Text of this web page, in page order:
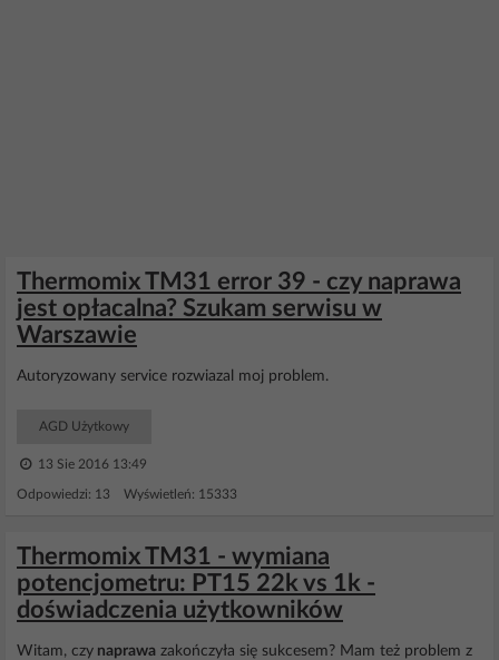
Thermomix TM31 error 39 - czy naprawa
jest opłacalna? Szukam serwisu w
Warszawie
Autoryzowany service rozwiazal moj problem.
AGD Użytkowy
13 Sie 2016 13:49
Odpowiedzi: 13 Wyświetleń: 15333
Thermomix TM31 - wymiana
potencjometru: PT15 22k vs 1k -
doświadczenia użytkowników
Witam, czy naprawa zakończyła się sukcesem? Mam też problem z